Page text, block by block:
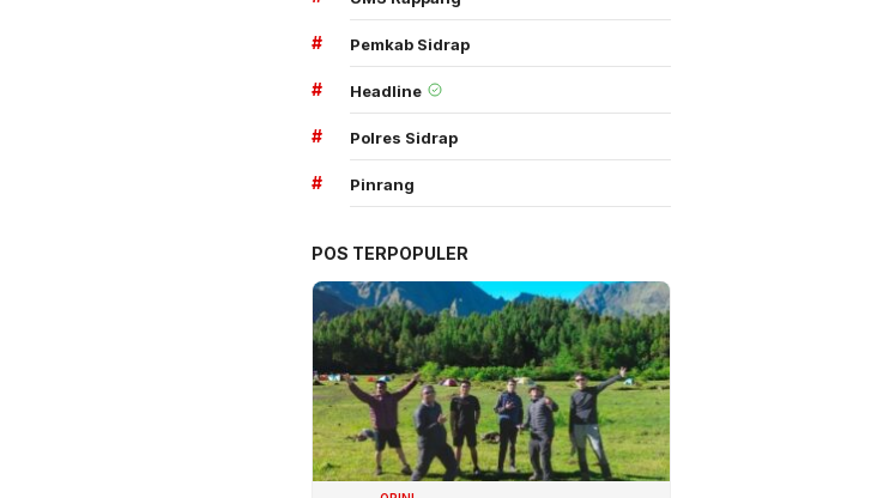
# Pemkab Sidrap
# Headline
# Polres Sidrap
# Pinrang
POS TERPOPULER